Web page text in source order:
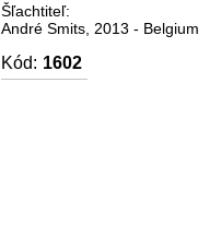
Šľachtiteľ:
André Smits, 2013 - Belgium
Kód: 1602